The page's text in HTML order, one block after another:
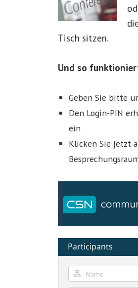
Tisch sitzen.
Und so
Geben Sie bitte
Den Login-PIN
ein
Klicken Sie jetzt